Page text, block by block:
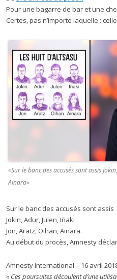
Pour une bagarre de bar et une
Certes, pas n’importe laquelle :
«Sur le banc des accusés sont assis
Ainara»
Sur le banc des accusés sont assis
Jokin, Adur, Julen, Iñaki
Jon, Aratz, Oihan, Ainara.
Au début du procès, Amnesty
Amnesty International – 16 avril
« Ces poursuites découlent d’une